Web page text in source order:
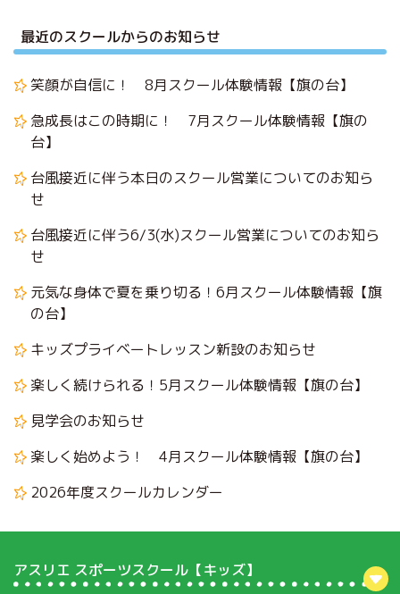
最近のスクールからのお知らせ
笑顔が自信に！ 8月スクール体験情報【旗の台】
急成長はこの時期に！ 7月スクール体験情報【旗の
台】
台風接近に伴う本日のスクール営業についてのお知ら
せ
台風接近に伴う6/3(水)スクール営業についてのお知ら
せ
元気な身体で夏を乗り切る！6月スクール体験情報【旗
の台】
キッズプライベートレッスン新設のお知らせ
楽しく続けられる！5月スクール体験情報【旗の台】
見学会のお知らせ
楽しく始めよう！ 4月スクール体験情報【旗の台】
2026年度スクールカレンダー
アスリエ スポーツスクール【キッズ】